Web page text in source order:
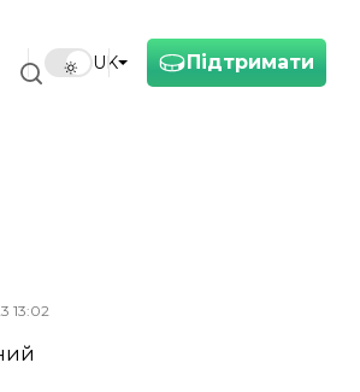
Підтримати
UK
13:02